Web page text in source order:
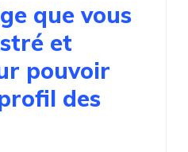
que vous
et
pouvoir
des